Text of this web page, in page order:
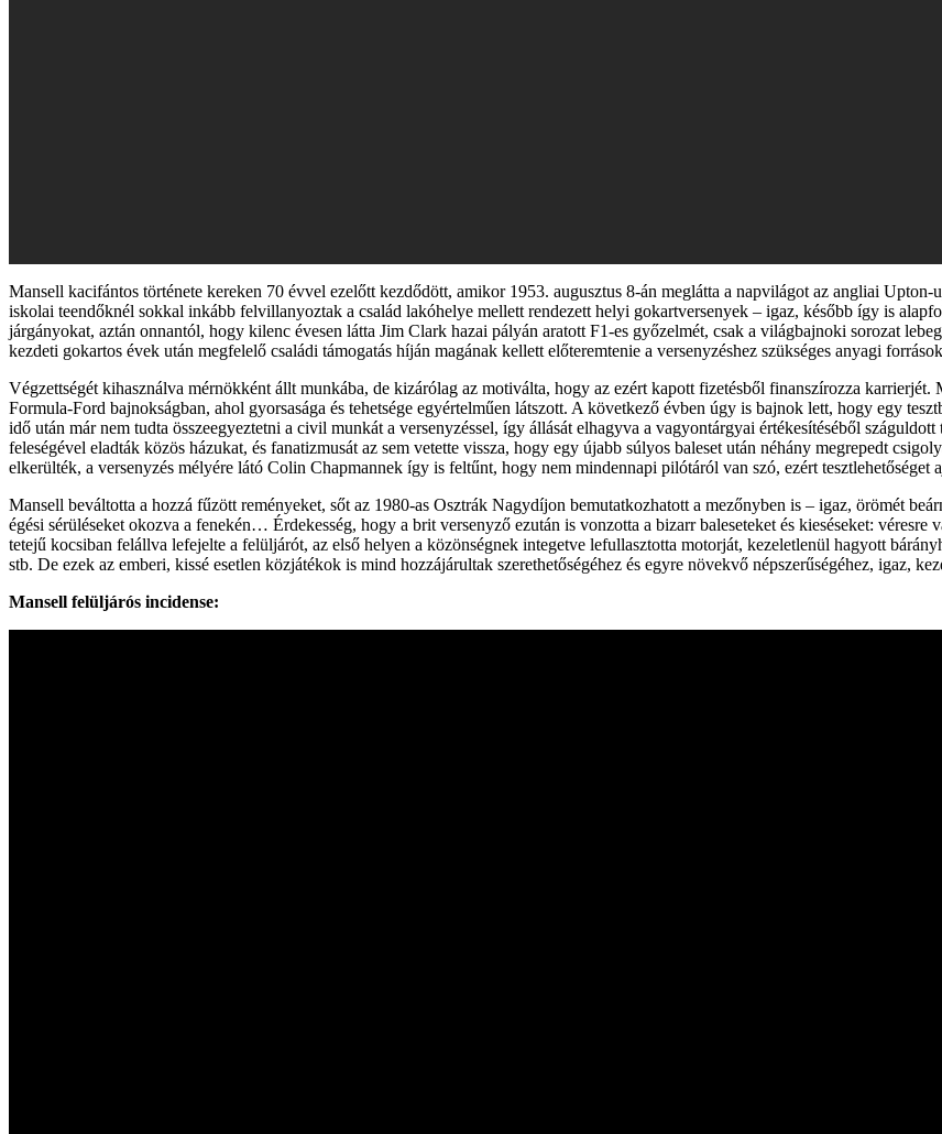
Mansell kacifántos története kereken 70 évvel ezelőtt kezdődött, amikor 1953. augusztus 8-án meglátta a napvilágot az angliai
iskolai teendőknél sokkal inkább felvillanyoztak a család lakóhelye mellett rendezett helyi gokartversenyek – igaz, később így is
járgányokat, aztán onnantól, hogy kilenc évesen látta Jim Clark hazai pályán aratott F1-es győzelmét, csak a világbajnoki sorozat
kezdeti gokartos évek után megfelelő családi támogatás híján magának kellett előteremtenie a versenyzéshez szükséges anyagi
Végzettségét kihasználva mérnökként állt munkába, de kizárólag az motiválta, hogy az ezért kapott fizetésből finanszírozza
Formula-Ford bajnokságban, ahol gyorsasága és tehetsége egyértelműen látszott. A következő évben úgy is bajnok lett, hogy egy
idő után már nem tudta összeegyeztetni a civil munkát a versenyzéssel, így állását elhagyva a vagyontárgyai értékesítéséből
feleségével eladták közös házukat, és fanatizmusát az sem vetette vissza, hogy egy újabb súlyos baleset után néhány megrepedt
elkerülték, a versenyzés mélyére látó Colin Chapmannek így is feltűnt, hogy nem mindennapi pilótáról van szó, ezért tesztlehetőséget
Mansell beváltotta a hozzá fűzött reményeket, sőt az 1980-as Osztrák Nagydíjon bemutatkozhatott a mezőnyben is – igaz, örömét
égési sérüléseket okozva a fenekén… Érdekesség, hogy a brit versenyző ezután is vonzotta a bizarr baleseteket és kieséseket:
tetejű kocsiban felállva lefejelte a felüljárót, az első helyen a közönségnek integetve lefullasztotta motorját, kezeletlenül hagyott
stb. De ezek az emberi, kissé esetlen közjátékok is mind hozzájárultak szerethetőségéhez és egyre növekvő népszerűségéhez, igaz,
Mansell felüljárós incidense: